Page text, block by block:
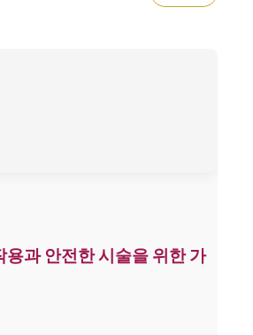
용과 안전한 시술을 위한 가